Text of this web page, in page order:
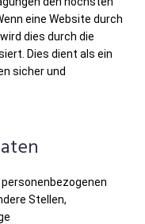
eine Website durch
dies durch die
Dies dient als ein
sicher und
Stellen,